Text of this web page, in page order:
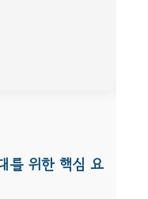
를 위한 핵심 요